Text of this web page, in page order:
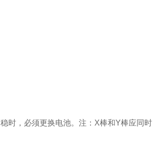
时，必须更换电池。注：X棒和Y棒应同时